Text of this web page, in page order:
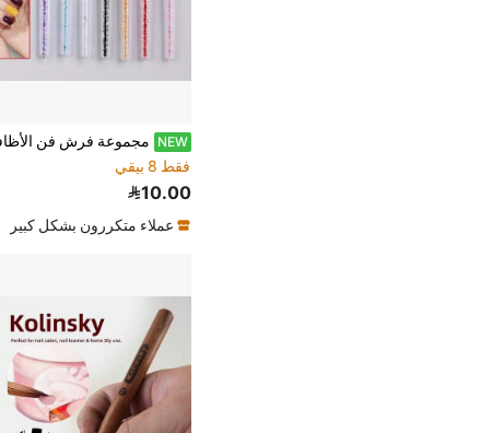
NEW
فقط 8 بيقي
10.00
عملاء متكررون بشكل كبير